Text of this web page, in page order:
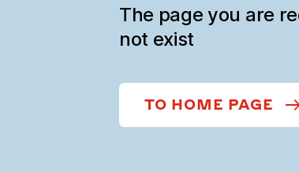
The page you are
not exist
TO HOME PAGE